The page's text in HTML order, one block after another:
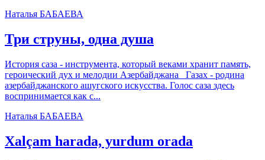
Наталья БАБАЕВА
Три струны, одна душа
История саза - инструмента, который веками хранит память,
героический дух и мелодии Азербайджана Газах - родина
азербайджанского ашугского искусства. Голос саза здесь
воспринимается как с...
Наталья БАБАЕВА
Хalçam harada, yurdum orada